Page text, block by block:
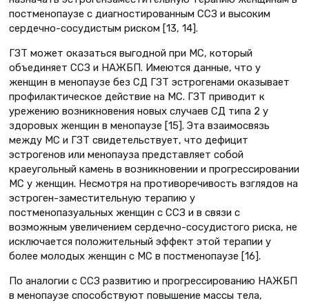
постменопаузе с диагностированным ССЗ и высоким
сердечно-сосудистым риском [13, 14].
ГЗТ может оказаться выгодной при МС, который
объединяет ССЗ и НАЖБП. Имеются данные, что у
женщин в менопаузе без СД ГЗТ эстрогенами оказывает
профилактическое действие на МС. ГЗТ приводит к
урежению возникновения новых случаев СД типа 2 у
здоровых женщин в менопаузе [15]. Эта взаимосвязь
между МС и ГЗТ свидетельствует, что дефицит
эстрогенов или менопауза представляет собой
краеугольный камень в возникновении и прогрессировании
МС у женщин. Несмотря на противоречивость взглядов на
эстроген-заместительную терапию у
постменопазуальных женщин с ССЗ и в связи с
возможным увеличением сердечно-сосудистого риска, не
исключается положительный эффект этой терапии у
более молодых женщин с МС в постменопаузе [16].
По аналогии с ССЗ развитию и прогрессированию НАЖБП
в менопаузе способствуют повышение массы тела,